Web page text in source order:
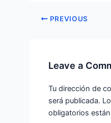
PREVIOUS
Leave a
Tu dirección de
será publicada.
obligatorios